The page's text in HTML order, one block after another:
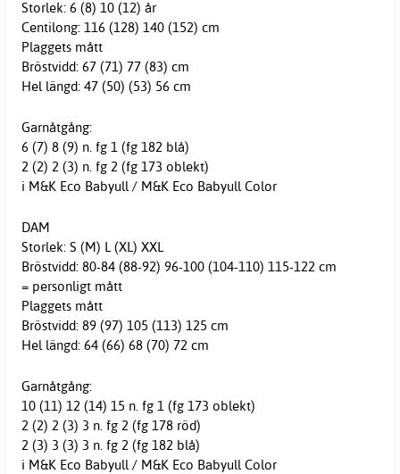
Storlek: 6 (8) 10 (12) år
Centilong: 116 (128) 140 (152) cm
Plaggets mått
Bröstvidd: 67 (71) 77 (83) cm
Hel längd: 47 (50) (53) 56 cm
Garnåtgång:
6 (7) 8 (9) n. fg 1 (fg 182 blå)
2 (2) 2 (3) n. fg 2 (fg 173 oblekt)
i M&K Eco Babyull / M&K Eco Babyull Color
DAM
Storlek: S (M) L (XL) XXL
Bröstvidd: 80-84 (88-92) 96-100 (104-110) 115-122 cm
= personligt mått
Plaggets mått
Bröstvidd: 89 (97) 105 (113) 125 cm
Hel längd: 64 (66) 68 (70) 72 cm
Garnåtgång:
10 (11) 12 (14) 15 n. fg 1 (fg 173 oblekt)
2 (2) 2 (3) 3 n. fg 2 (fg 178 röd)
2 (3) 3 (3) 3 n. fg 2 (fg 182 blå)
i M&K Eco Babyull / M&K Eco Babyull Color